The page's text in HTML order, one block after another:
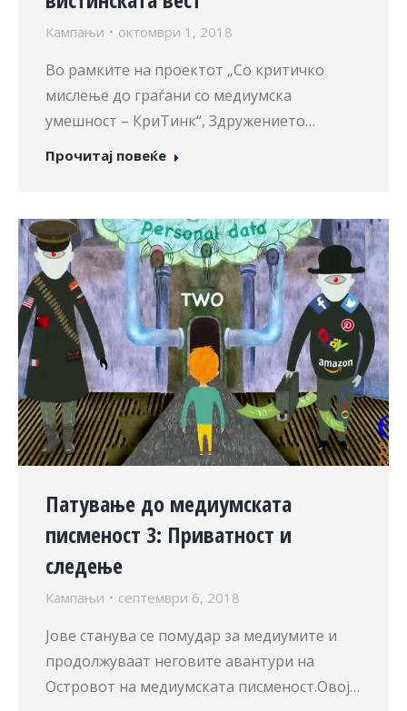
Кампањи октомври 1, 2018
Во рамките на проектот „Со критичко
мислење до граѓани со медиумска
умешност – КриТинк“, Здружението…
Прочитај повеќе
Патување до медиумската
писменост 3: Приватност и
следење
Кампањи септември 6, 2018
Јове станува се помудар за медиумите и
продолжуваат неговите авантури на
Островот на медиумската писменост.Овој…